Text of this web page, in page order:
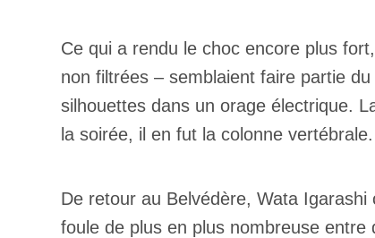
Ce qui a rendu le choc encore plus
non filtrées – semblaient faire partie
silhouettes dans un orage électrique.
la soirée, il en fut la colonne vertébrale.
De retour au Belvédère, Wata
foule de plus en plus nombreuse